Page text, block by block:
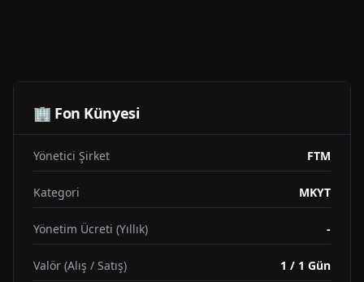
🏢 Fon Künyesi
Yönetici Şirket FTM
Kategori MKYT
Yönetim Ücreti (Yıllık) -
Valör (Alış / Satış) 1 / 1 Gün